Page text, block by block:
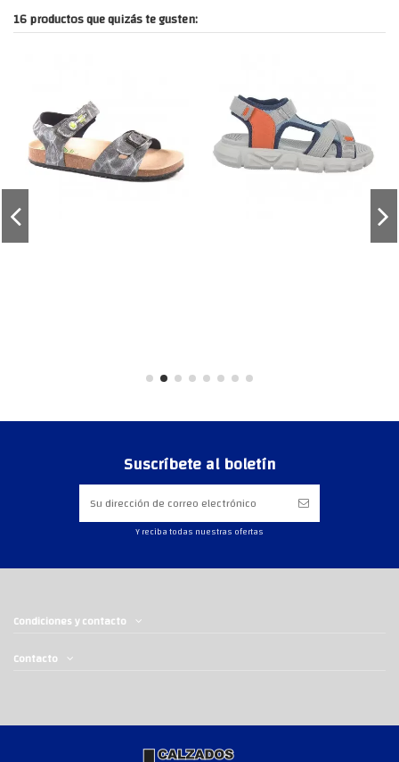
16 productos que quizás te gusten:
Suscríbete al boletín
Y reciba todas nuestras ofertas
Condiciones y contacto
Contacto